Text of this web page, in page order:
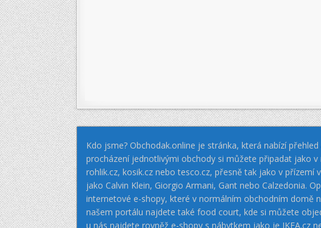
Kdo jsme? Obchodak.online je stránka, která nabízí
procházení jednotlivými obchody si můžete připadat jako
rohlik.cz, kosik.cz nebo tesco.cz, přesně tak jako v
jako Calvin Klein, Giorgio Armani, Gant nebo Calzedonia.
internetové e-shopy, které v normálním obchodním domě
našem portálu najdete také food court, kde si můžete
u nás najdete rovněž e-shopy s nábytkem jako je IKEA.cz